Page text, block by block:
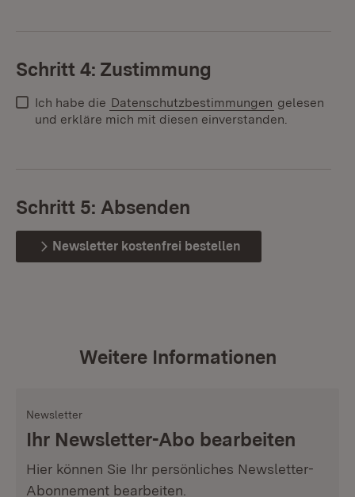
Schritt 4: Zustimmung
Ich habe die Datenschutzbestimmungen gelesen
und erkläre mich mit diesen einverstanden.
Schritt 5: Absenden
Newsletter kostenfrei bestellen
Weitere Informationen
Newsletter
Ihr Newsletter-Abo bearbeiten
Hier können Sie Ihr persönliches Newsletter-
Abonnement bearbeiten.